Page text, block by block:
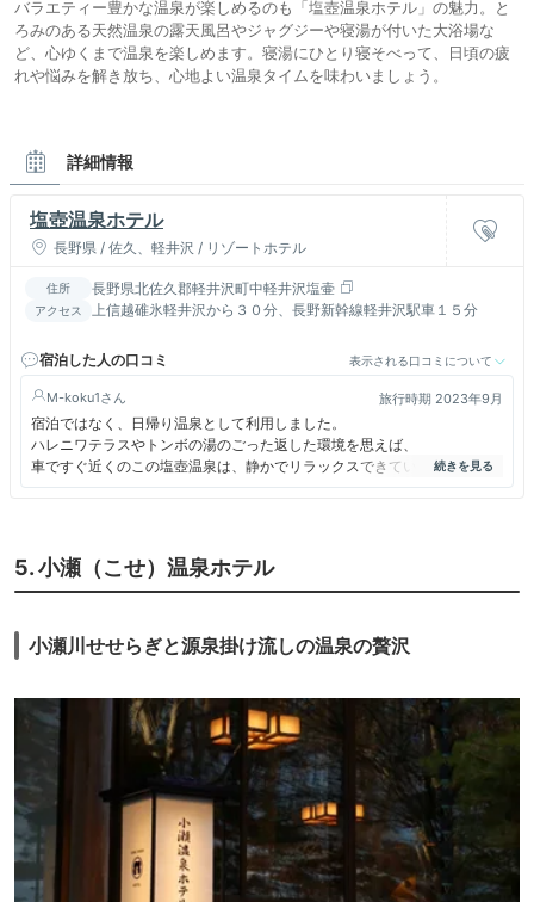
バラエティー豊かな温泉が楽しめるのも「塩壺温泉ホテル」の魅力。と
ろみのある天然温泉の露天風呂やジャグジーや寝湯が付いた大浴場な
ど、心ゆくまで温泉を楽しめます。寝湯にひとり寝そべって、日頃の疲
れや悩みを解き放ち、心地よい温泉タイムを味わいましょう。
詳細情報
塩壺温泉ホテル
長野県 / 佐久、軽井沢 / リゾートホテル
住所 長野県北佐久郡軽井沢町中軽井沢塩壷
アクセス 上信越碓氷軽井沢から３０分、長野新幹線軽井沢駅車１５分
宿泊した人の口コミ 表示される口コミについて
M-koku1 旅行時期 2023年9月
宿泊ではなく、日帰り温泉として利用しました。
ハレニワテラスやトンボの湯のごった返した環境を思えば、
車ですぐ近くのこの塩壺温泉は、静かでリラックスできていいです。
私たちがいた時には、もう一人後から入ってみえましたが、
リノベーションは行われていません。ちょっと残念です。
特に温泉の「女湯」と「男湯」ののれんは、やぶけたまま。
代えられないなら、せめて刺繍糸でかがったらいいのにと思いました。
5. 小瀬（こせ）温泉ホテル
小瀬川せせらぎと源泉掛け流しの温泉の贅沢